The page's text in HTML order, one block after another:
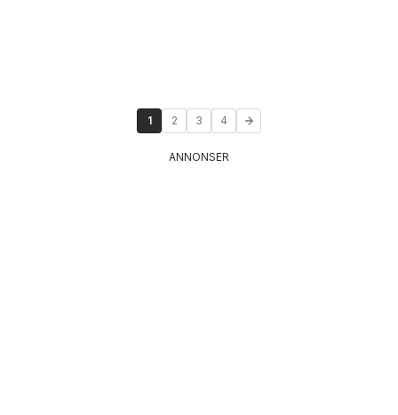
1 2 3 4
ANNONSER